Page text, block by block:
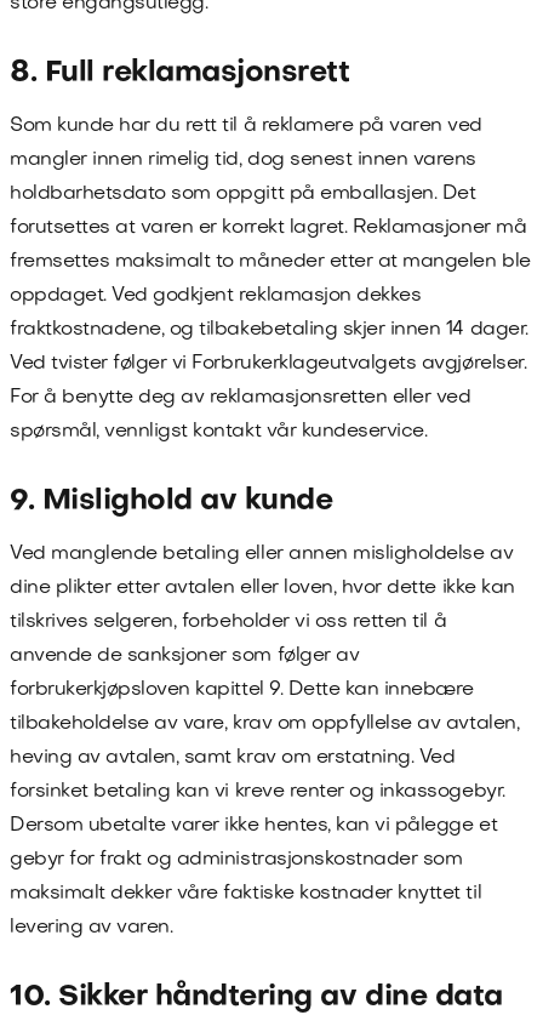
8. Full reklamasjonsrett
Som kunde har du rett til å reklamere på varen ved
mangler innen rimelig tid, dog senest innen varens
holdbarhetsdato som oppgitt på emballasjen. Det
forutsettes at varen er korrekt lagret. Reklamasjoner må
fremsettes maksimalt to måneder etter at mangelen ble
oppdaget. Ved godkjent reklamasjon dekkes
fraktkostnadene, og tilbakebetaling skjer innen 14 dager.
Ved tvister følger vi Forbrukerklageutvalgets avgjørelser.
For å benytte deg av reklamasjonsretten eller ved
spørsmål, vennligst kontakt vår kundeservice.
9. Mislighold av kunde
Ved manglende betaling eller annen misligholdelse av
dine plikter etter avtalen eller loven, hvor dette ikke kan
tilskrives selgeren, forbeholder vi oss retten til å
anvende de sanksjoner som følger av
forbrukerkjøpsloven kapittel 9. Dette kan innebære
tilbakeholdelse av vare, krav om oppfyllelse av avtalen,
heving av avtalen, samt krav om erstatning. Ved
forsinket betaling kan vi kreve renter og inkassogebyr.
Dersom ubetalte varer ikke hentes, kan vi pålegge et
gebyr for frakt og administrasjonskostnader som
maksimalt dekker våre faktiske kostnader knyttet til
levering av varen.
10. Sikker håndtering av dine data